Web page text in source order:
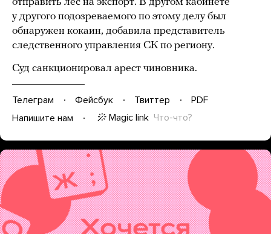
у другого подозреваемого по этому делу был
обнаружен кокаин, добавила представитель
следственного управления СК по региону.
Суд санкционировал арест чиновника.
Телеграм Фейсбук Твиттер
PDF
Напишите нам
Magic link Что-что?